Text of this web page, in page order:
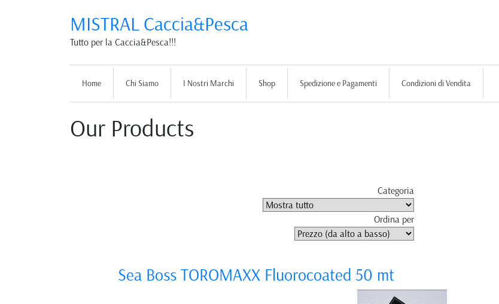
MISTRAL Caccia&Pesca
Tutto per la Caccia&Pesca!!!
Home Chi Siamo I Nostri Marchi Shop Spedizione e Pagamenti Condizioni di Vendita
Our Products
Categoria
Ordina per
Sea Boss TOROMAXX Fluorocoated 50 mt